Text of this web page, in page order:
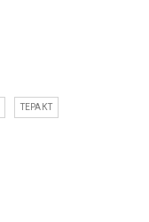
ТЕРАКТ